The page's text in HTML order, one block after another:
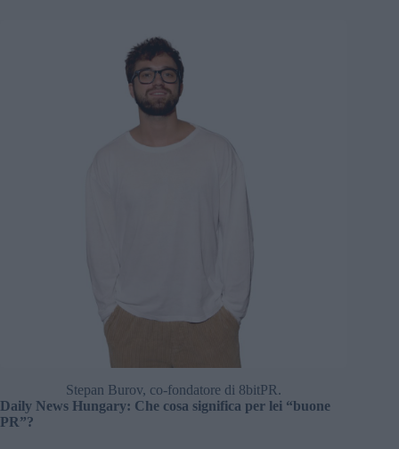
Stepan Burov, co-fondatore di 8bitPR.
Daily News Hungary: Che cosa significa per lei “buone
PR”?